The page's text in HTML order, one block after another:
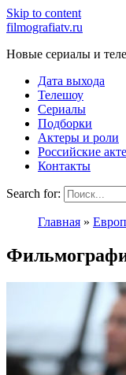
Skip to content
filmografiatv.ru
Новые сериалы и
Дата выхода
Телешоу
Сериалы
Подборки
Актеры и роли
Российские
Контакты
Search for:
Главная »